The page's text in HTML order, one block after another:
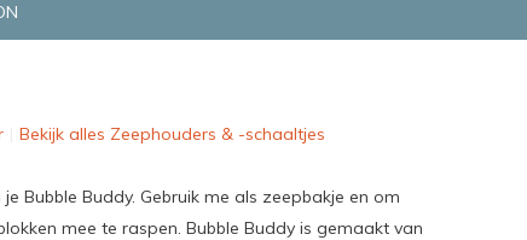
Bekijk alles Zeephouders & -schaaltjes
Bubble Buddy. Gebruik me als zeepbakje en om
mee te raspen. Bubble Buddy is gemaakt van